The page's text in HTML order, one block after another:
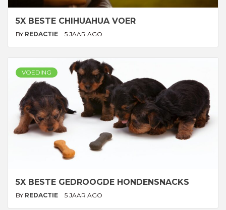
5X BESTE CHIHUAHUA VOER
BY REDACTIE 5 JAAR AGO
VOEDING
5X BESTE GEDROOGDE HONDENSNACKS
BY REDACTIE 5 JAAR AGO